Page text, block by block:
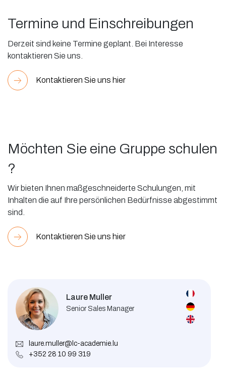
Termine und Einschreibungen
Derzeit sind keine Termine geplant. Bei Interesse
kontaktieren Sie uns.
Kontaktieren Sie uns hier
Möchten Sie eine Gruppe schulen
?
Wir bieten Ihnen maßgeschneiderte Schulungen, mit
Inhalten die auf Ihre persönlichen Bedürfnisse abgestimmt
sind.
Kontaktieren Sie uns hier
Laure Muller
Senior Sales Manager
laure.muller@lc-academie.lu
+352 28 10 99 319